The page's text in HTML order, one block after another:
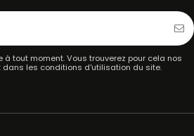
tout moment. Vous trouverez pour cela nos
les conditions d'utilisation du site.